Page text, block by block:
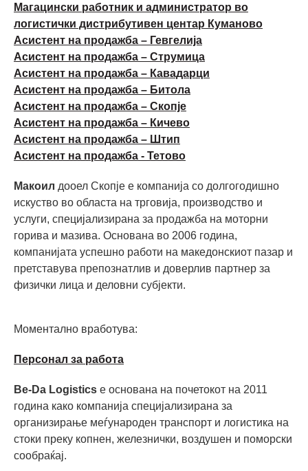
Магацински работник и администратор во
логистички дистрибутивен центар Куманово
Асистент на продажба – Гевгелија
Асистент на продажба – Струмица
Асистент на продажба – Кавадарци
Асистент на продажба – Битола
Асистент на продажба – Скопје
Асистент на продажба – Кичево
Асистент на продажба – Штип
Асистент на продажба - Тетово
Макоил дооел Скопје е компанија со долгогодишно
искуство во областа на трговија, производство и
услуги, специјализирана за продажба на моторни
горива и мазива. Основана во 2006 година,
компанијата успешно работи на македонскиот пазар и
претставува препознатлив и доверлив партнер за
физички лица и деловни субјекти.
Моментално вработува:
Персонал за работа
Be-Da Logistics е основана на почетокот на 2011
година како компанија специјализирана за
организирање меѓународен транспорт и логистика на
стоки преку копнен, железнички, воздушен и поморски
сообраќај.